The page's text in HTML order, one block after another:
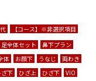
【コース】※非選択項目
足全体セット
鼻下プラン
体 お顔下 うなじ
両わき
下 ひざ上 ひざ下 VIO